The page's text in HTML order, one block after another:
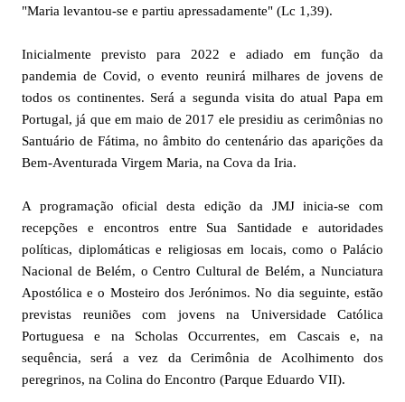
"Maria levantou-se e partiu apressadamente" (Lc 1,39).
Inicialmente previsto para 2022 e adiado em função da
pandemia de Covid, o evento reunirá milhares de jovens de
todos os continentes. Será a segunda visita do atual Papa em
Portugal, já que em maio de 2017 ele presidiu as cerimônias no
Santuário de Fátima, no âmbito do centenário das aparições da
Bem-Aventurada Virgem Maria, na Cova da Iria.
A programação oficial desta edição da JMJ inicia-se com
recepções e encontros entre Sua Santidade e autoridades
políticas, diplomáticas e religiosas em locais, como o Palácio
Nacional de Belém, o Centro Cultural de Belém, a Nunciatura
Apostólica e o Mosteiro dos Jerónimos. No dia seguinte, estão
previstas reuniões com jovens na Universidade Católica
Portuguesa e na Scholas Occurrentes, em Cascais e, na
sequência, será a vez da Cerimônia de Acolhimento dos
peregrinos, na Colina do Encontro (Parque Eduardo VII).